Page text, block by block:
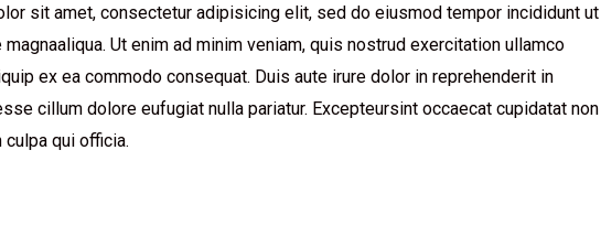
sit amet, consectetur adipisicing elit, sed do eiusmod tempor incididunt ut
Ut enim ad minim veniam, quis nostrud exercitation ullamco
ex ea commodo consequat. Duis aute irure dolor in reprehenderit in
cillum dolore eufugiat nulla pariatur. Excepteursint occaecat cupidatat non
qui officia.